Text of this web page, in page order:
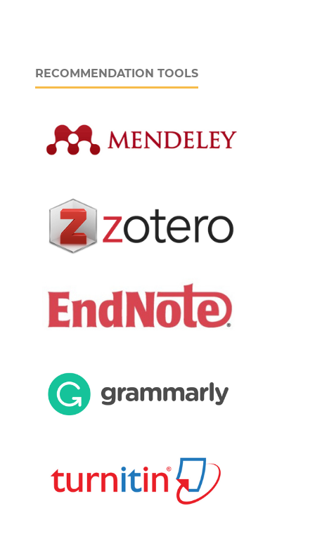
RECOMMENDATION TOOLS